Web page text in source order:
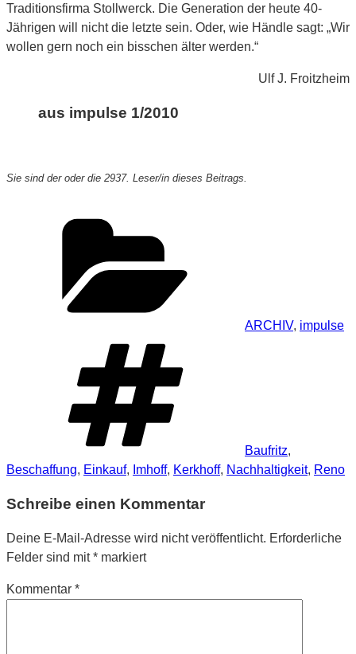
Traditionsfirma Stollwerck. Die Generation der heute 40-
Jährigen will nicht die letzte sein. Oder, wie Händle sagt: „Wir
wollen gern noch ein bisschen älter werden.“
Ulf J. Froitzheim
aus impulse 1/2010
Sie sind der oder die 2937. Leser/in dieses Beitrags.
ARCHIV, impulse
Baufritz,
Beschaffung, Einkauf, Imhoff, Kerkhoff, Nachhaltigkeit, Reno
Schreibe einen Kommentar
Deine E-Mail-Adresse wird nicht veröffentlicht. Erforderliche
Felder sind mit* markiert
Kommentar *